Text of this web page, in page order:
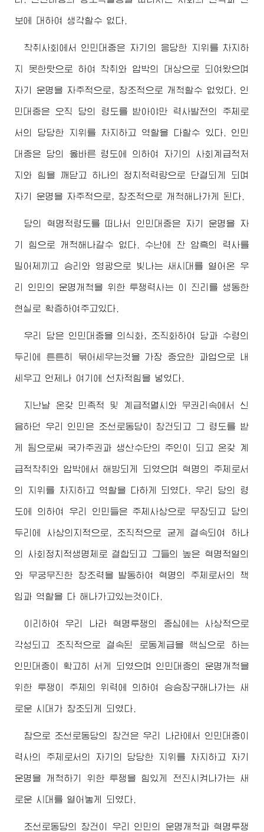
보에 대하여 생각할수 없다.
착취사회에서 인민대중은 자기의 응당한 지위를 차지하
지 못한탓으로 하여 착취와 압박의 대상으로 되여왔으며
자기 운명을 자주적으로, 창조적으로 개척할수 없었다. 인
민대중은 오직 당의 령도를 받아야만 력사발전의 주체로
서의 당당한 지위를 차지하고 역할을 다할수 있다. 인민
대중은 당의 옳바른 령도에 의하여 자기의 사회계급적처
지와 힘을 깨닫고 하나의 정치적력량으로 단결되게 되며
자기 운명을 자주적으로, 창조적으로 개척해나가게 된다.
당의 혁명적령도를 떠나서 인민대중은 자기 운명을 자
기 힘으로 개척해나갈수 없다. 수난에 찬 암흑의 력사를
밀어제끼고 승리와 영광으로 빛나는 새시대를 열어온 우
리 인민의 운명개척을 위한 투쟁력사는 이 진리를 생동한
현실로 확증하여주고있다.
우리 당은 인민대중을 의식화, 조직화하여 당과 수령의
두리에 튼튼히 묶어세우는것을 가장 중요한 과업으로 내
세우고 언제나 여기에 선차적힘을 넣었다.
지난날 온갖 민족적 및 계급적멸시와 무권리속에서 신
음하던 우리 인민은 조선로동당이 창건되고 그 령도를 받
게 됨으로써 국가주권과 생산수단의 주인이 되고 온갖 계
급적착취와 압박에서 해방되게 되였으며 혁명의 주체로서
의 지위를 차지하고 역할을 다하게 되였다. 우리 당의 령
도에 의하여 우리 인민들은 주체사상으로 무장되고 당의
두리에 사상의지적으로, 조직적으로 굳게 결속되여 하나
의 사회정치적생명체로 결합되고 그들의 높은 혁명적열의
와 무궁무진한 창조력을 발동하여 혁명의 주체로서의 책
임과 역할을 다 해나가고있는것이다.
이리하여 우리 나라 혁명투쟁의 중심에는 사상적으로
각성되고 조직적으로 결속된 로동계급을 핵심으로 하는
인민대중이 확고히 서게 되였으며 인민대중의 운명개척을
위한 투쟁이 주체의 위력에 의하여 승승장구해나가는 새
로운 시대가 창조되게 되였다.
참으로 조선로동당의 창건은 우리 나라에서 인민대중이
력사의 주체로서의 자기의 당당한 지위를 차지하고 자기
운명을 개척하기 위한 투쟁을 힘있게 전진시켜나가는 새
로운 시대를 열어놓게 되였다.
조선로동당의 창건이 우리 인민의 운명개척과 혁명투쟁